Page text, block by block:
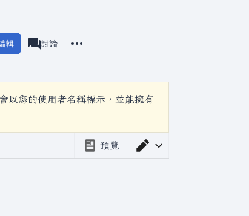
輯 associated-pages
瓦爾海姆
討論
以您的使用者名稱標示，並能擁有
預覽
切換編輯器